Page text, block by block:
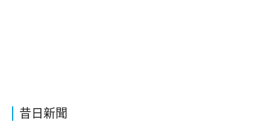
昔日新聞